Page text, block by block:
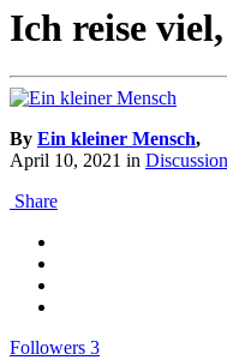
Ich reise
By Ein kleiner Mensch,
April 10, 2021 in
Share
Followers 3